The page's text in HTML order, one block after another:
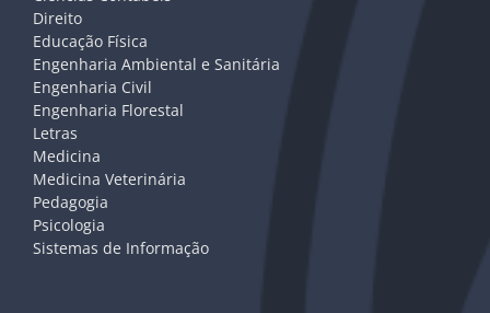
Direito
Educação Física
Engenharia Ambiental e Sanitária
Engenharia Civil
Engenharia Florestal
Letras
Medicina
Medicina Veterinária
Pedagogia
Psicologia
Sistemas de Informação